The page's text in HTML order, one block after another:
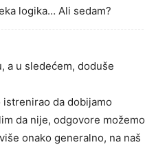
logika… Ali sedam?
a u sledećem, doduše
da dobijamo
da nije, odgovore možemo
onako generalno, na naš